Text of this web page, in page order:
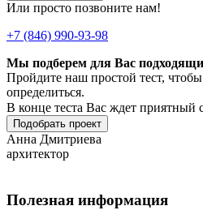
Или просто позвоните нам!
+7 (846) 990-93-98
Мы подберем для Вас
Пройдите наш простой тест,
определиться.
В конце теста Вас ждет приятный
Подобрать проект
Анна Дмитриева
архитектор
Полезная информация